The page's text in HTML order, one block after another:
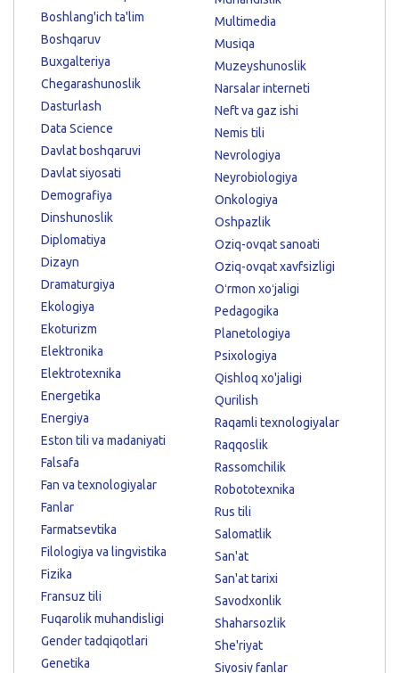
Boshlang'ich ta'lim
Boshqaruv
Buxgalteriya
Chegarashunoslik
Dasturlash
Data Science
Davlat boshqaruvi
Davlat siyosati
Demografiya
Dinshunoslik
Diplomatiya
Dizayn
Dramaturgiya
Ekologiya
Ekoturizm
Elektronika
Elektrotexnika
Energetika
Energiya
Eston tili va madaniyati
Falsafa
Fan va texnologiyalar
Fanlar
Farmatsevtika
Filologiya va lingvistika
Fizika
Fransuz tili
Fuqarolik muhandisligi
Gender tadqiqotlari
Genetika
Multimedia
Musiqa
Muzeyshunoslik
Narsalar interneti
Neft va gaz ishi
Nemis tili
Nevrologiya
Neyrobiologiya
Onkologiya
Oshpazlik
Oziq-ovqat sanoati
Oziq-ovqat xavfsizligi
Oʻrmon xoʻjaligi
Pedagogika
Planetologiya
Psixologiya
Qishloq xo'jaligi
Qurilish
Raqamli texnologiyalar
Raqqoslik
Rassomchilik
Robototexnika
Rus tili
Salomatlik
San'at
San'at tarixi
Savodxonlik
Shaharsozlik
She'riyat
Siyosiy fanlar